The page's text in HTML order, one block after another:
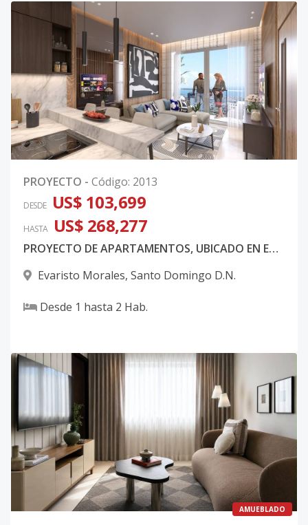
PROYECTO - Código: 2013
DESDE US$ 103,699
HASTA US$ 268,277
PROYECTO DE APARTAMENTOS, UBICADO EN EVARISTO MORALES.
Evaristo Morales, Santo Domingo D.N.
Desde 1 hasta 2 Hab.
AMUEBLADO